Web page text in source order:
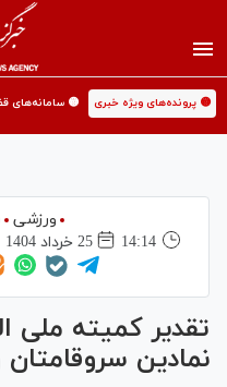
🟡 پرونده‌های ویژه خبری 🟡 سامانه‌های
ورزشی
14:14
25 خرداد 1404
تقدیر کمیته ملی
نمادین